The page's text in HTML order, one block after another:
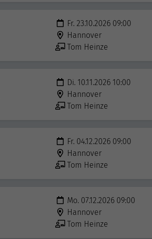
Fr. 23.10.2026 09:00
Hannover
Tom Heinze
Di. 10.11.2026 10:00
Hannover
Tom Heinze
Fr. 04.12.2026 09:00
Hannover
Tom Heinze
Mo. 07.12.2026 09:00
Hannover
Tom Heinze